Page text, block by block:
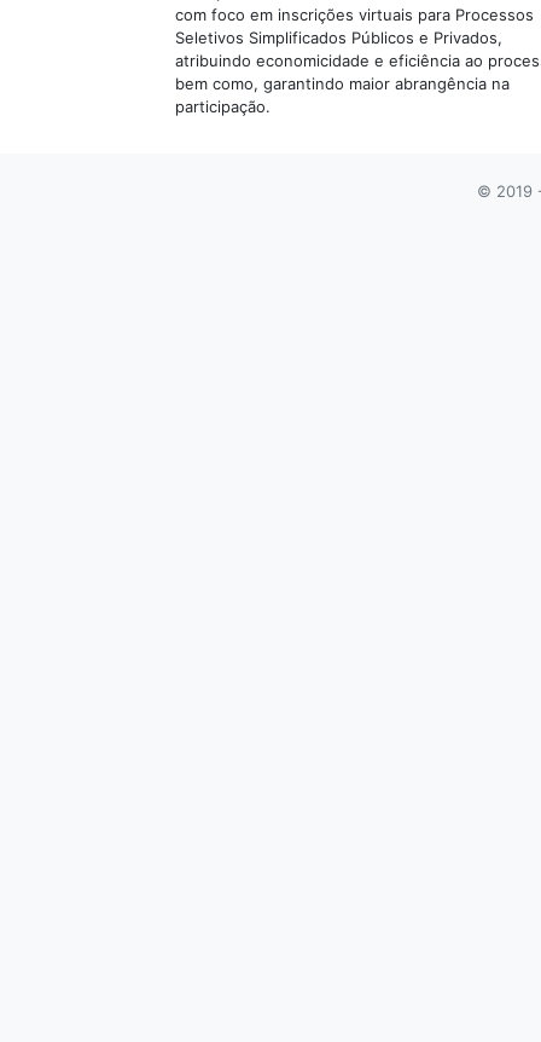
com foco em inscrições virtuais para Processos
Seletivos Simplificados Públicos e Privados,
atribuindo economicidade e eficiência ao
bem como, garantindo maior abrangência na
participação.
© 2019